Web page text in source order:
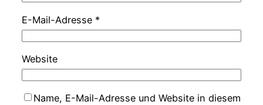
E-Mail-Adresse *
Website
Name, E-Mail-Adresse und Website in diesem